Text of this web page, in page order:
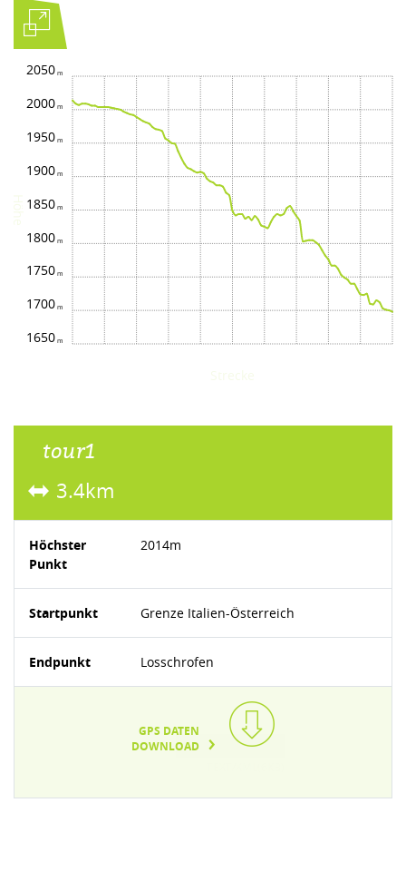
1650
1700
1750
1800
1850
1900
1950
2000
2050
tour1
3.4km
Höchster
Punkt
2014m
Startpunkt Grenze Italien-Österreich
Endpunkt Losschrofen
GPS DATEN
DOWNLOAD